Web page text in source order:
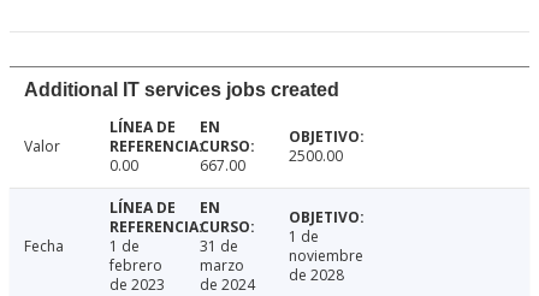
Additional IT services jobs created
Valor
0.00
667.00 2500.00
Fecha
1 de
febrero
de 2023
31 de
marzo
de 2024
1 de
noviembre
de 2028